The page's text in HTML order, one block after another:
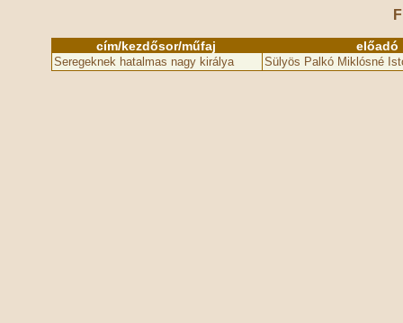
cím/kezdősor/műfaj előadó
Seregeknek hatalmas nagy királya Sülyös Palkó Miklósné